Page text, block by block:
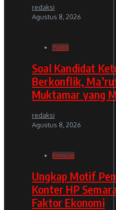
redaksi
Agustus 8, 2026
Politik
Soal Kandidat
Berkonflik,
Muktamar yang
redaksi
Agustus 8, 2026
Kriminal
Ungkap Motif
Konter HP
Faktor Ekonomi